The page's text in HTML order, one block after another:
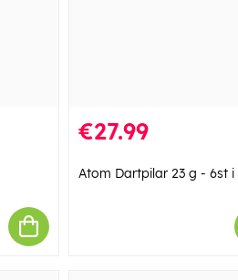
€27.99
Atom Dartpilar 23 g - 6st